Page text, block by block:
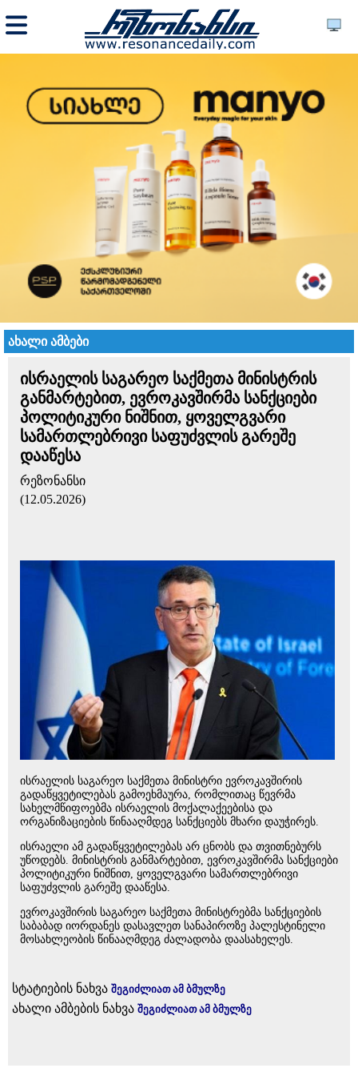
ახალი ამბები
ისრაელის საგარეო საქმეთა მინისტრის
განმარტებით, ევროკავშირმა სანქციები
პოლიტიკური ნიშნით, ყოველგვარი
სამართლებრივი საფუძვლის გარეშე
დააწესა
რეზონანსი
(12.05.2026)
ისრაელის საგარეო საქმეთა მინისტრი ევროკავშირის
გადაწყვეტილებას გამოეხმაურა, რომლითაც წევრმა
სახელმწიფოებმა ისრაელის მოქალაქეებისა და
ორგანიზაციების წინააღმდეგ სანქციებს მხარი დაუჭირეს.
ისრაელი ამ გადაწყვეტილებას არ ცნობს და თვითნებურს
უწოდებს. მინისტრის განმარტებით, ევროკავშირმა სანქციები
პოლიტიკური ნიშნით, ყოველგვარი სამართლებრივი
საფუძვლის გარეშე დააწესა.
ევროკავშირის საგარეო საქმეთა მინისტრებმა სანქციების
საბაბად იორდანეს დასავლეთ სანაპიროზე პალესტინელი
მოსახლეობის წინააღმდეგ ძალადობა დაასახელეს.
სტატიების ნახვა შეგიძლიათ ამ ბმულზე
ახალი ამბების ნახვა შეგიძლიათ ამ ბმულზე